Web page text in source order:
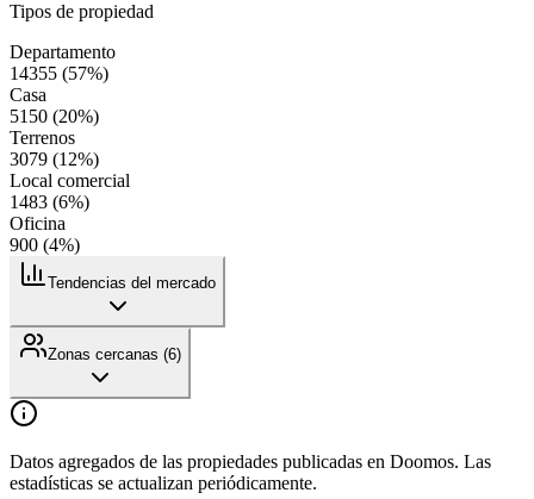
Tipos de propiedad
Departamento
14355 (57%)
Casa
5150 (20%)
Terrenos
3079 (12%)
Local comercial
1483 (6%)
Oficina
900 (4%)
Tendencias del mercado
Zonas cercanas (6)
Datos agregados de las propiedades publicadas en Doomos. Las
estadísticas se actualizan periódicamente.